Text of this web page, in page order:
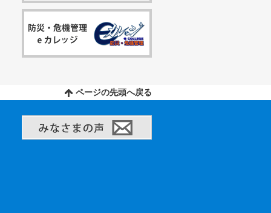
ページの先頭へ戻る